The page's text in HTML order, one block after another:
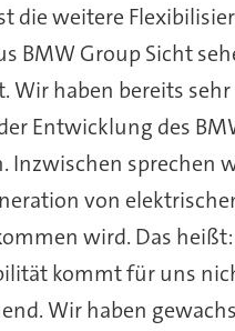
die weitere
BMW Group Sicht
Wir haben bereits
Entwicklung des
Inzwischen sprechen
von
wird. Das
kommt für uns
Wir haben